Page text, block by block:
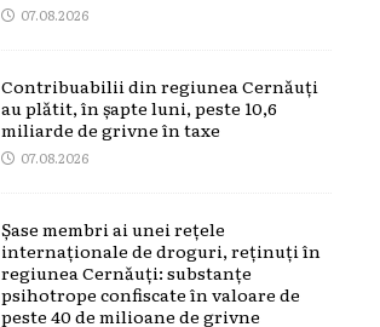
07.08.2026
Contribuabilii din regiunea Cernăuți
au plătit, în șapte luni, peste 10,6
miliarde de grivne în taxe
07.08.2026
Șase membri ai unei rețele
internaționale de droguri, reținuți în
regiunea Cernăuți: substanțe
psihotrope confiscate în valoare de
peste 40 de milioane de grivne